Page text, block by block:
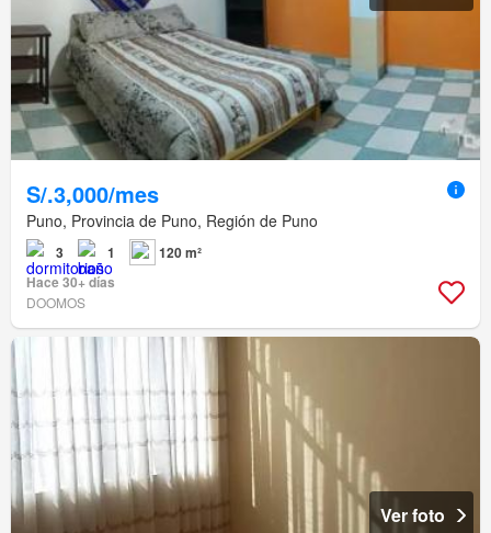
S/.3,000/mes
Puno, Provincia de Puno, Región de Puno
3 1
120 m²
Hace 30+ días
DOOMOS
Ver foto